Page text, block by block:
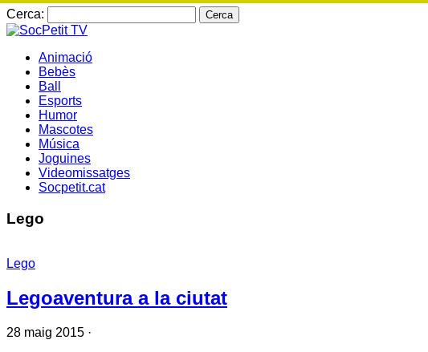
Cerca:
Animació
Bebès
Ball
Esports
Humor
Mascotes
Música
Joguines
Videomissatges
Socpetit.cat
Lego
Lego
Legoaventura a la ciutat
28 maig 2015 ·